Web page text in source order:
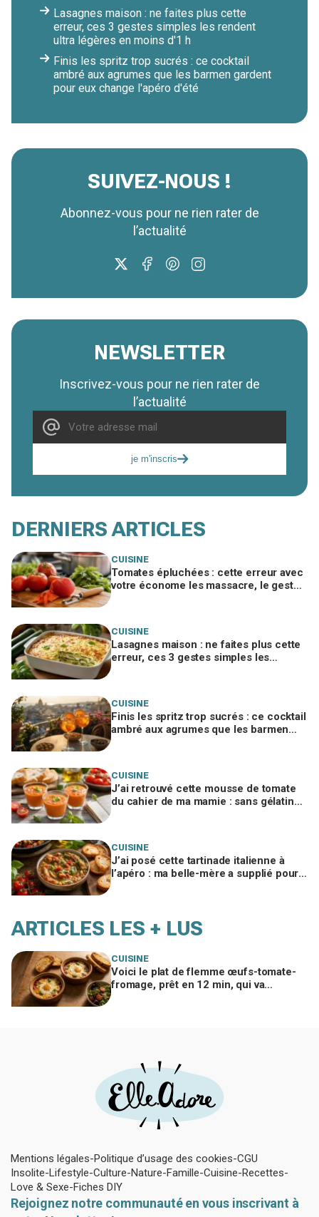
Lasagnes maison : ne faites plus cette
erreur, ces 3 gestes simples les rendent
ultra légères en moins d'1 h
Finis les spritz trop sucrés : ce cocktail
ambré aux agrumes que les barmen gardent
pour eux change l'apéro d'été
SUIVEZ-NOUS !
Abonnez-vous pour ne rien rater de
l’actualité
NEWSLETTER
Inscrivez-vous pour ne rien rater de
l’actualité
je m'inscris
DERNIERS ARTICLES
CUISINE
Tomates épluchées : cette erreur avec
votre économe les massacre, le geste
CUISINE
Lasagnes maison : ne faites plus cette
erreur, ces 3 gestes simples les
CUISINE
Finis les spritz trop sucrés : ce cocktail
ambré aux agrumes que les barmen
CUISINE
J’ai retrouvé cette mousse de tomate
du cahier de ma mamie : sans gélatine,
CUISINE
J’ai posé cette tartinade italienne à
l’apéro : ma belle-mère a supplié pour
ARTICLES LES + LUS
CUISINE
Voici le plat de flemme œufs-tomate-
fromage, prêt en 12 min, qui va
Mentions légales Politique d’usage des cookies CGU
Insolite Lifestyle Culture Nature Famille Cuisine Recettes
Love & Sexe Fiches DIY
Rejoignez notre communauté en vous inscrivant à